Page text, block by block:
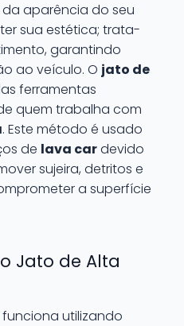
aparência do seu
sua estética; trata-
garantindo
ao veículo. O jato de
ferramentas
quem trabalha com
. Este método é usado
de lava cardevido
sujeira, detritos e
a superfície
Jato de Alta
utilizando